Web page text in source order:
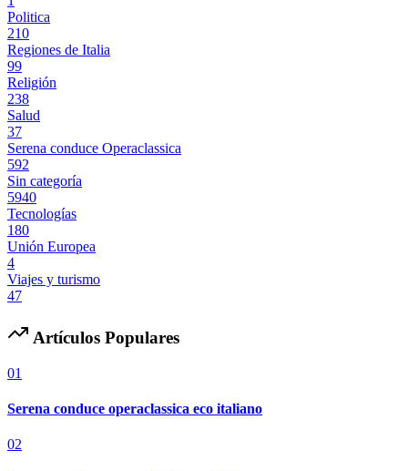
Politica
210
Regiones de Italia
99
Religión
238
Salud
37
Serena conduce Operaclassica
592
Sin categoría
5940
Tecnologías
180
Unión Europea
4
Viajes y turismo
47
Artículos Populares
01
Serena conduce operaclassica eco italiano
02